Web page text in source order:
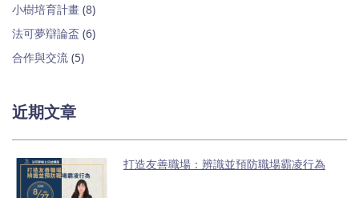
小樹培育計畫 (8)
法可夢辯論盃 (6)
合作與交流 (5)
近期文章
打造友善職場：辨識並預防職場霸凌行為